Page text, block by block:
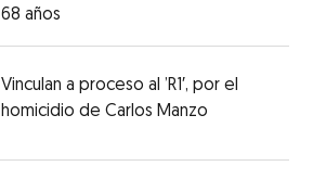
68 años
Vinculan a proceso al ’R1′, por el
homicidio de Carlos Manzo